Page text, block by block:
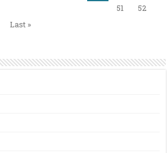
51
52
Last »